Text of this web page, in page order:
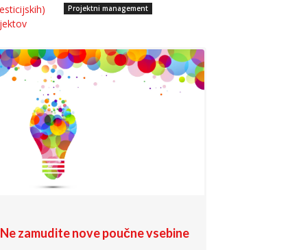
Projektni management
Ne zamudite nove poučne vsebine